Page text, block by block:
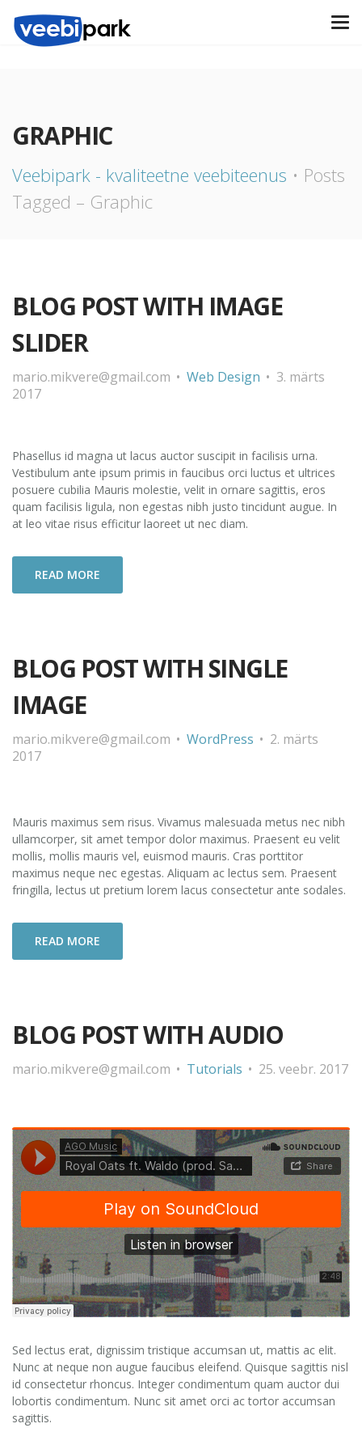
GRAPHIC
Veebipark - kvaliteetne veebiteenus
Posts
Tagged – Graphic
BLOG POST WITH IMAGE
SLIDER
mario.mikvere@gmail.com Web Design
3. märts
2017
Phasellus id magna ut lacus auctor suscipit in facilisis urna.
Vestibulum ante ipsum primis in faucibus orci luctus et ultrices
posuere cubilia Mauris molestie, velit in ornare sagittis, eros
quam facilisis ligula, non egestas nibh justo tincidunt augue. In
at leo vitae risus efficitur laoreet ut nec diam.
READ MORE
BLOG POST WITH SINGLE
IMAGE
mario.mikvere@gmail.com WordPress
2. märts
2017
Mauris maximus sem risus. Vivamus malesuada metus nec nibh
ullamcorper, sit amet tempor dolor maximus. Praesent eu velit
mollis, mollis mauris vel, euismod mauris. Cras porttitor
maximus neque nec egestas. Aliquam ac lectus sem. Praesent
fringilla, lectus ut pretium lorem lacus consectetur ante sodales.
READ MORE
BLOG POST WITH AUDIO
mario.mikvere@gmail.com Tutorials 25. veebr. 2017
Sed lectus erat, dignissim tristique accumsan ut, mattis ac elit.
Nunc at neque non augue faucibus eleifend. Quisque sagittis nisl
id consectetur rhoncus. Integer condimentum quam auctor dui
lobortis condimentum. Nunc sit amet orci ac tortor accumsan
sagittis.